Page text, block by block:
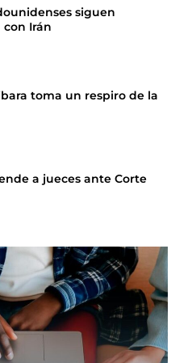
siguen
Irán
toma un respiro de la
a jueces ante Corte